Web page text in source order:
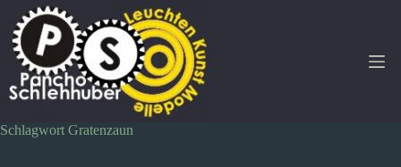
Inhalt
springen
Schlagwort Gratenzaun